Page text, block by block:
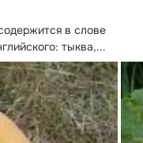
в слове
тыква,...